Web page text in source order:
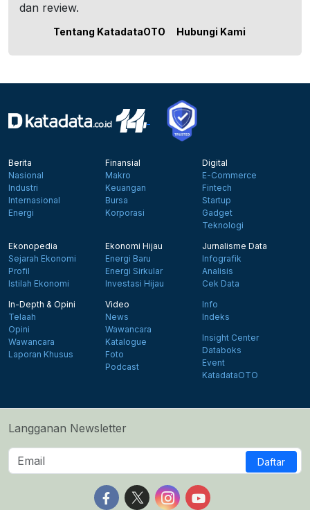
dan review.
Tentang KatadataOTO Hubungi Kami
Berita
Nasional
Industri
Internasional
Energi
Finansial
Makro
Keuangan
Bursa
Korporasi
Digital
E-Commerce
Fintech
Startup
Gadget
Teknologi
Ekonopedia
Sejarah Ekonomi
Profil
Istilah Ekonomi
Ekonomi Hijau
Energi Baru
Energi Sirkular
Investasi Hijau
Jurnalisme Data
Infografik
Analisis
Cek Data
In-Depth & Opini
Telaah
Opini
Wawancara
Laporan Khusus
Video
News
Wawancara
Katalogue
Foto
Podcast
Info
Indeks
Insight Center
Databoks
Event
KatadataOTO
Langganan Newsletter
Daftar
Follow us on Facebook
Follow us on X
Follow us on Instagram
Follow us on